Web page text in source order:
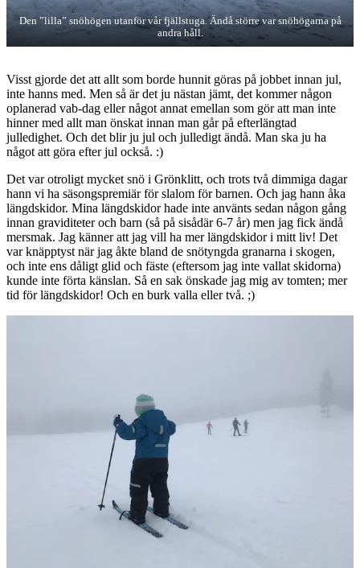
Den ”lilla” snöhögen utanför vår fjällstuga. Ändå större var snöhögarna på
andra håll.
Visst gjorde det att allt som borde hunnit göras på jobbet innan jul,
inte hanns med. Men så är det ju nästan jämt, det kommer någon
oplanerad vab-dag eller något annat emellan som gör att man inte
hinner med allt man önskat innan man går på efterlängtad
julledighet. Och det blir ju jul och julledigt ändå. Man ska ju ha
något att göra efter jul också. :)
Det var otroligt mycket snö i Grönklitt, och trots två dimmiga dagar
hann vi ha säsongspremiär för slalom för barnen. Och jag hann åka
längdskidor. Mina längdskidor hade inte använts sedan någon gång
innan graviditeter och barn (så på sisådär 6-7 år) men jag fick ändå
mersmak. Jag känner att jag vill ha mer längdskidor i mitt liv! Det
var knäpptyst när jag åkte bland de snötyngda granarna i skogen,
och inte ens dåligt glid och fäste (eftersom jag inte vallat skidorna)
kunde inte förta känslan. Så en sak önskade jag mig av tomten; mer
tid för längdskidor! Och en burk valla eller två. ;)